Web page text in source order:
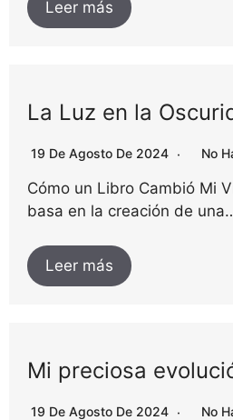
Leer más
La Luz en la
19 De Agosto De 2024 No
Cómo un Libro Cambió Mi
basa en la creación de
Leer más
Mi preciosa
19 De Agosto De 2024 No